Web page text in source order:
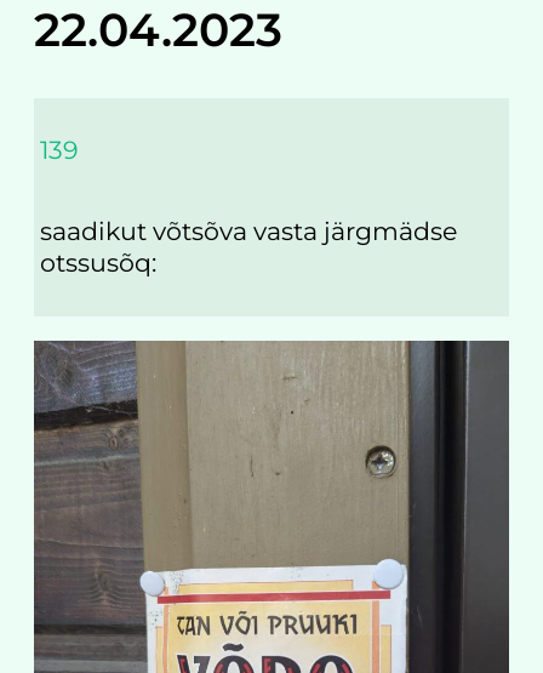
22.04.2023
139
saadikut võtsõva vasta järgmädse
otssusõq: